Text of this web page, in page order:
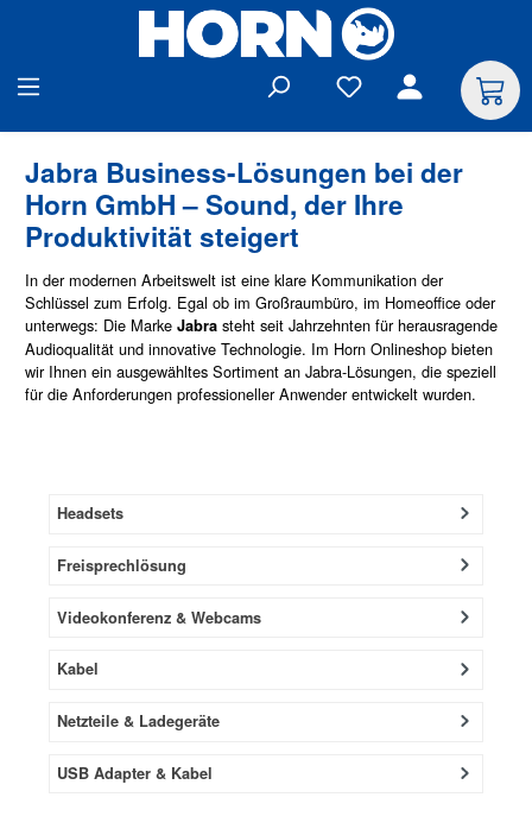
Jabra Business-Lösungen bei der
Horn GmbH – Sound, der Ihre
Produktivität steigert
In der modernen Arbeitswelt ist eine klare Kommunikation der
Schlüssel zum Erfolg. Egal ob im Großraumbüro, im Homeoffice oder
unterwegs: Die Marke Jabra steht seit Jahrzehnten für herausragende
Audioqualität und innovative Technologie. Im Horn Onlineshop bieten
wir Ihnen ein ausgewähltes Sortiment an Jabra-Lösungen, die speziell
für die Anforderungen professioneller Anwender entwickelt wurden.
Headsets
Freisprechlösung
Videokonferenz & Webcams
Kabel
Netzteile & Ladegeräte
USB Adapter & Kabel